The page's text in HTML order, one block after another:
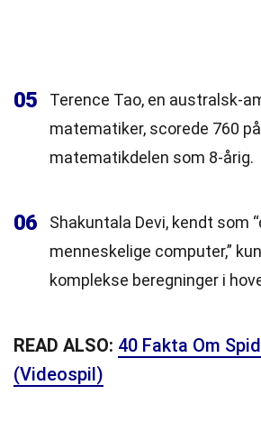
05
Terence Tao, en australsk-
matematiker, scorede 760
matematikdelen som 8-årig.
06
Shakuntala Devi, kendt som
menneskelige computer,”
komplekse beregninger i
READ ALSO: 40 Fakta Om
(Videospil)